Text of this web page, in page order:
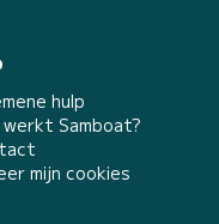
hulp
werkt Samboat?
mijn cookies